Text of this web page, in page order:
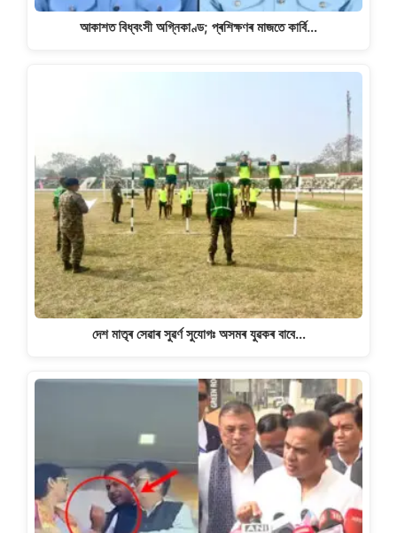
আকাশত বিধ্বংসী অগ্নিকাণ্ড; প্ৰশিক্ষণৰ মাজতে কাৰ্বি…
দেশ মাতৃৰ সেৱাৰ সুৱৰ্ণ সুযোগঃ অসমৰ যুৱকৰ বাবে…